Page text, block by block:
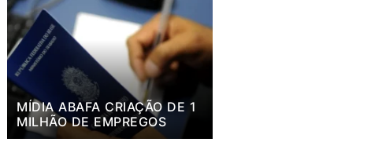
MÍDIA ABAFA CRIAÇÃO DE 1
MILHÃO DE EMPREGOS